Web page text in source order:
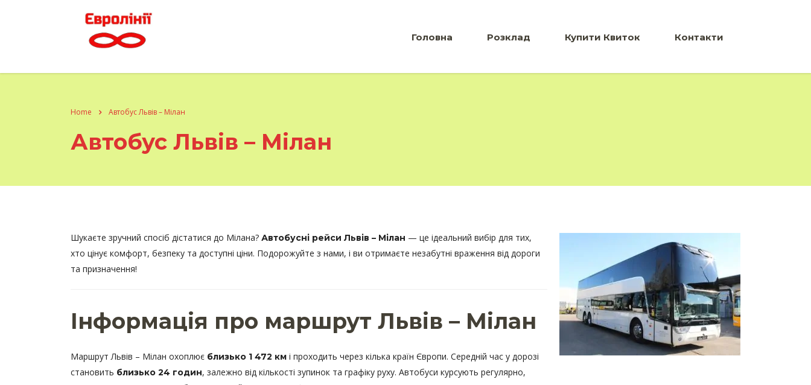
Головна Розклад Купити Квиток Контакти
Home Автобус Львів – Мілан
Автобус Львів – Мілан
Шукаєте зручний спосіб дістатися до Мілана? Автобусні рейси Львів – Мілан — це ідеальний вибір для тих,
хто цінує комфорт, безпеку та доступні ціни. Подорожуйте з нами, і ви отримаєте незабутні враження від дороги
та призначення!
Інформація про маршрут Львів – Мілан
Маршрут Львів – Мілан охоплює близько 1 472 км і проходить через кілька країн Європи. Середній час у дорозі
становить близько 24 годин, залежно від кількості зупинок та графіку руху. Автобуси курсують регулярно,